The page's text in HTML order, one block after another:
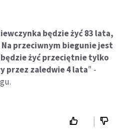
będzie żyć 83 lata,
przeciwnym biegunie jest
żyć przeciętnie tylko
przez zaledwie 4 lata" -